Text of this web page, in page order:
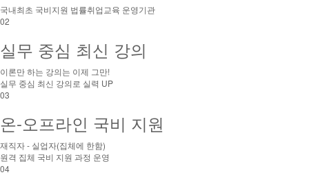
국내최초 국비지원 법률취업교육 운영기관
02
실무 중심 최신 강의
이론만 하는 강의는 이제 그만!
실무 중심 최신 강의로 실력 UP
03
온-오프라인 국비 지원
재직자 - 실업자(집체에 한함)
원격 집체 국비 지원 과정 운영
04